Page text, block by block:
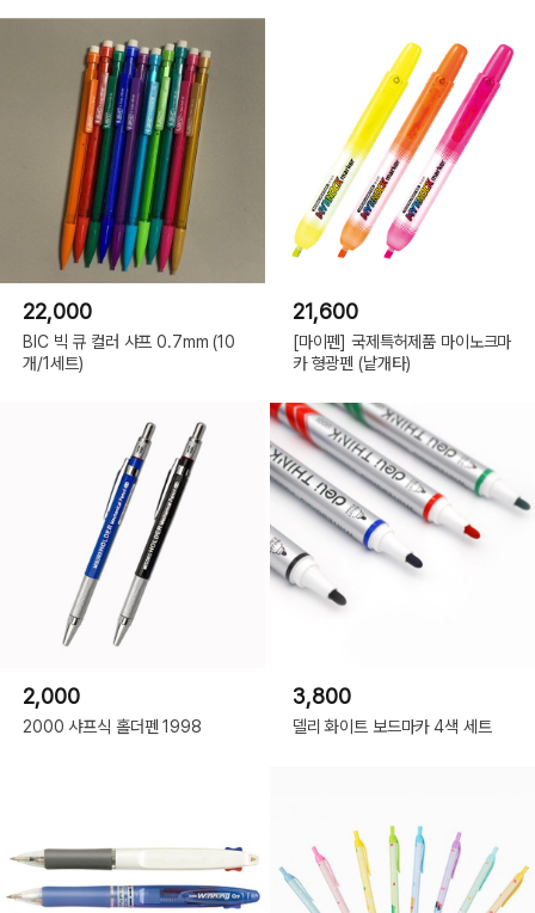
22,000
BIC 빅 큐 컬러 샤프 0.7mm (10
개/1세트)
21,600
[마이펜] 국제특허제품 마이노크마
카 형광펜 (낱개타)
2,000
2000 샤프식 홀더펜 1998
3,800
델리 화이트 보드마카 4색 세트